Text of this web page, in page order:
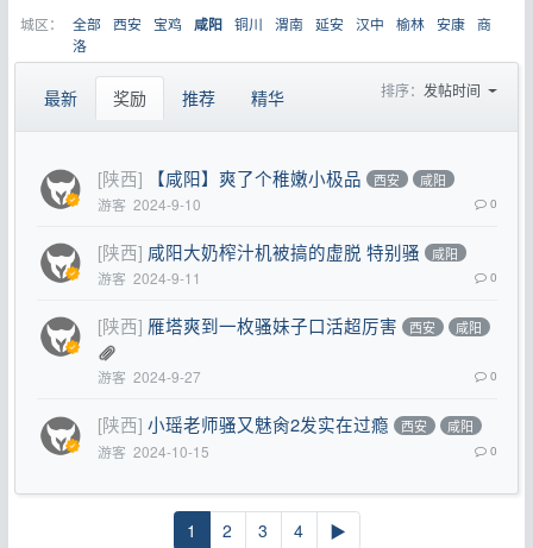
城区： 全部 西安 宝鸡 咸阳 铜川 渭南 延安 汉中 榆林 安康 商
洛
最新 奖励 推荐 精华 排序： 发帖时间
[陕西] 【咸阳】爽了个稚嫩小极品 西安 咸阳
游客 2024-9-10 0
[陕西] 咸阳大奶榨汁机被搞的虚脱 特别骚 咸阳
游客 2024-9-11 0
[陕西] 雁塔爽到一枚骚妹子口活超厉害 西安 咸阳
游客 2024-9-27 0
[陕西] 小瑶老师骚又魅肏2发实在过瘾 西安 咸阳
游客 2024-10-15 0
1 2 3 4 ▶